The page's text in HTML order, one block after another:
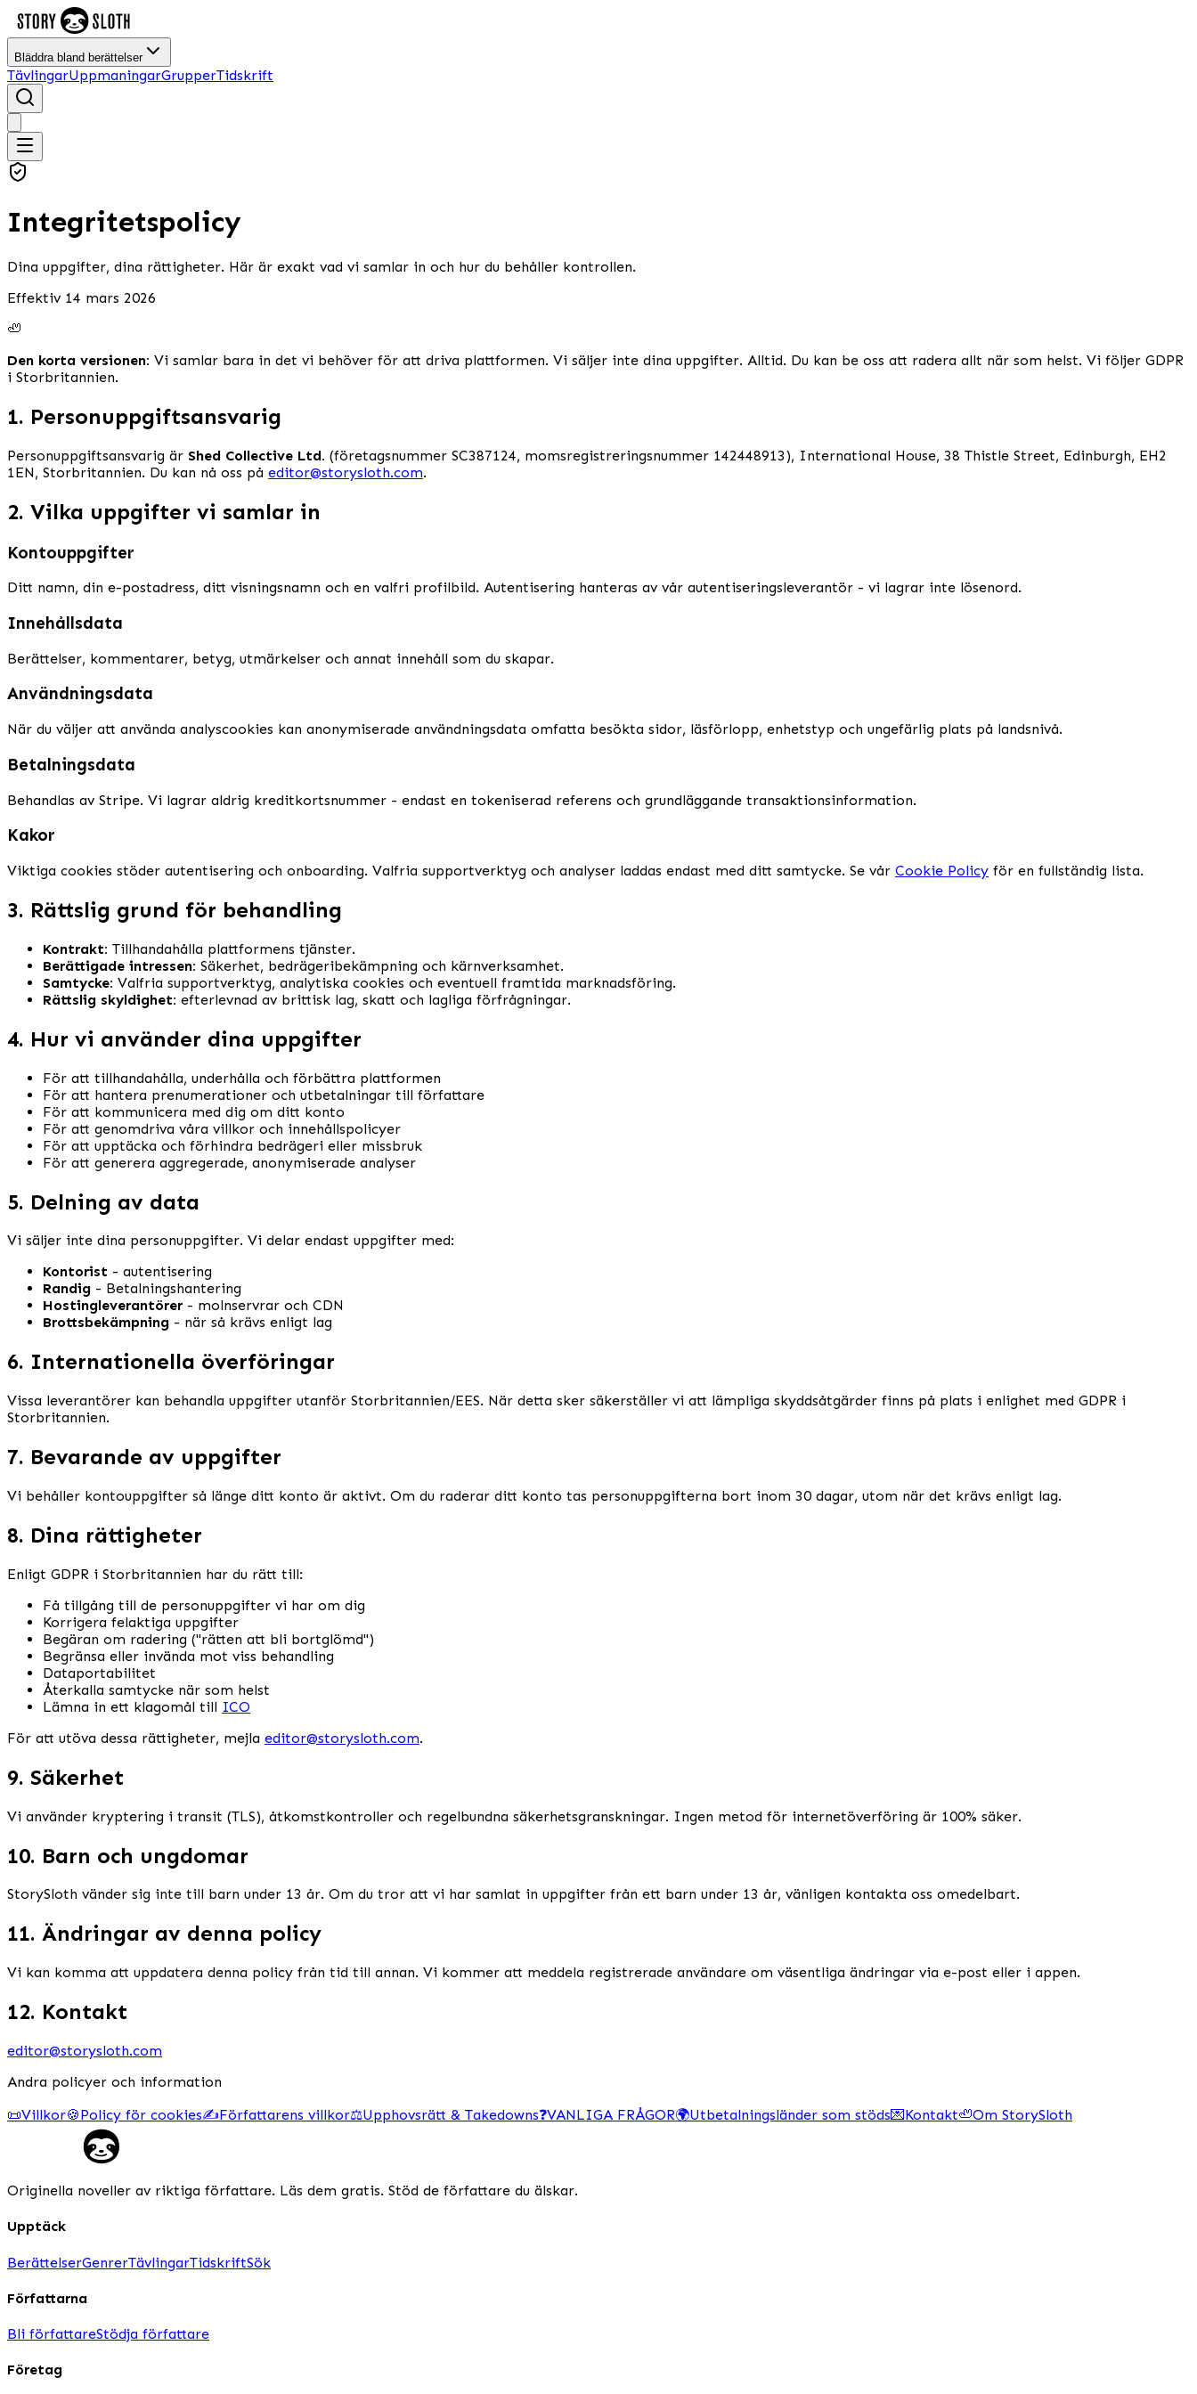
Bläddra bland berättelser
TävlingarUppmaningarGrupperTidskrift
Integritetspolicy
Dina uppgifter, dina rättigheter. Här är exakt vad vi samlar in och hur du behåller kontrollen.
Effektiv 14 mars 2026
🦥
Den korta versionen: Vi samlar bara in det vi behöver för att driva plattformen. Vi säljer inte dina uppgifter. Alltid. Du kan be oss att radera allt när som helst. Vi följer GDPR
i Storbritannien.
1. Personuppgiftsansvarig
Personuppgiftsansvarig är Shed Collective Ltd. (företagsnummer SC387124, momsregistreringsnummer 142448913), International House, 38 Thistle Street, Edinburgh, EH2
1EN, Storbritannien. Du kan nå oss på editor@storysloth.com.
2. Vilka uppgifter vi samlar in
Kontouppgifter
Ditt namn, din e-postadress, ditt visningsnamn och en valfri profilbild. Autentisering hanteras av vår autentiseringsleverantör - vi lagrar inte lösenord.
Innehållsdata
Berättelser, kommentarer, betyg, utmärkelser och annat innehåll som du skapar.
Användningsdata
När du väljer att använda analyscookies kan anonymiserade användningsdata omfatta besökta sidor, läsförlopp, enhetstyp och ungefärlig plats på landsnivå.
Betalningsdata
Behandlas av Stripe. Vi lagrar aldrig kreditkortsnummer - endast en tokeniserad referens och grundläggande transaktionsinformation.
Kakor
Viktiga cookies stöder autentisering och onboarding. Valfria supportverktyg och analyser laddas endast med ditt samtycke. Se vår Cookie Policy för en fullständig lista.
3. Rättslig grund för behandling
Kontrakt: Tillhandahålla plattformens tjänster.
Berättigade intressen: Säkerhet, bedrägeribekämpning och kärnverksamhet.
Samtycke: Valfria supportverktyg, analytiska cookies och eventuell framtida marknadsföring.
Rättslig skyldighet: efterlevnad av brittisk lag, skatt och lagliga förfrågningar.
4. Hur vi använder dina uppgifter
För att tillhandahålla, underhålla och förbättra plattformen
För att hantera prenumerationer och utbetalningar till författare
För att kommunicera med dig om ditt konto
För att genomdriva våra villkor och innehållspolicyer
För att upptäcka och förhindra bedrägeri eller missbruk
För att generera aggregerade, anonymiserade analyser
5. Delning av data
Vi säljer inte dina personuppgifter. Vi delar endast uppgifter med:
Kontorist - autentisering
Randig - Betalningshantering
Hostingleverantörer - molnservrar och CDN
Brottsbekämpning - när så krävs enligt lag
6. Internationella överföringar
Vissa leverantörer kan behandla uppgifter utanför Storbritannien/EES. När detta sker säkerställer vi att lämpliga skyddsåtgärder finns på plats i enlighet med GDPR i
Storbritannien.
7. Bevarande av uppgifter
Vi behåller kontouppgifter så länge ditt konto är aktivt. Om du raderar ditt konto tas personuppgifterna bort inom 30 dagar, utom när det krävs enligt lag.
8. Dina rättigheter
Enligt GDPR i Storbritannien har du rätt till:
Få tillgång till de personuppgifter vi har om dig
Korrigera felaktiga uppgifter
Begäran om radering ("rätten att bli bortglömd")
Begränsa eller invända mot viss behandling
Dataportabilitet
Återkalla samtycke när som helst
Lämna in ett klagomål till ICO
För att utöva dessa rättigheter, mejla editor@storysloth.com.
9. Säkerhet
Vi använder kryptering i transit (TLS), åtkomstkontroller och regelbundna säkerhetsgranskningar. Ingen metod för internetöverföring är 100% säker.
10. Barn och ungdomar
StorySloth vänder sig inte till barn under 13 år. Om du tror att vi har samlat in uppgifter från ett barn under 13 år, vänligen kontakta oss omedelbart.
11. Ändringar av denna policy
Vi kan komma att uppdatera denna policy från tid till annan. Vi kommer att meddela registrerade användare om väsentliga ändringar via e-post eller i appen.
12. Kontakt
editor@storysloth.com
Andra policyer och information
📜Villkor🍪Policy för cookies✍️Författarens villkor⚖️Upphovsrätt & Takedowns❓VANLIGA FRÅGOR🌍Utbetalningsländer som stöds💌Kontakt🦥Om StorySloth
Originella noveller av riktiga författare. Läs dem gratis. Stöd de författare du älskar.
Upptäck
BerättelserGenrerTävlingarTidskriftSök
Författarna
Bli författareStödja författare
Företag